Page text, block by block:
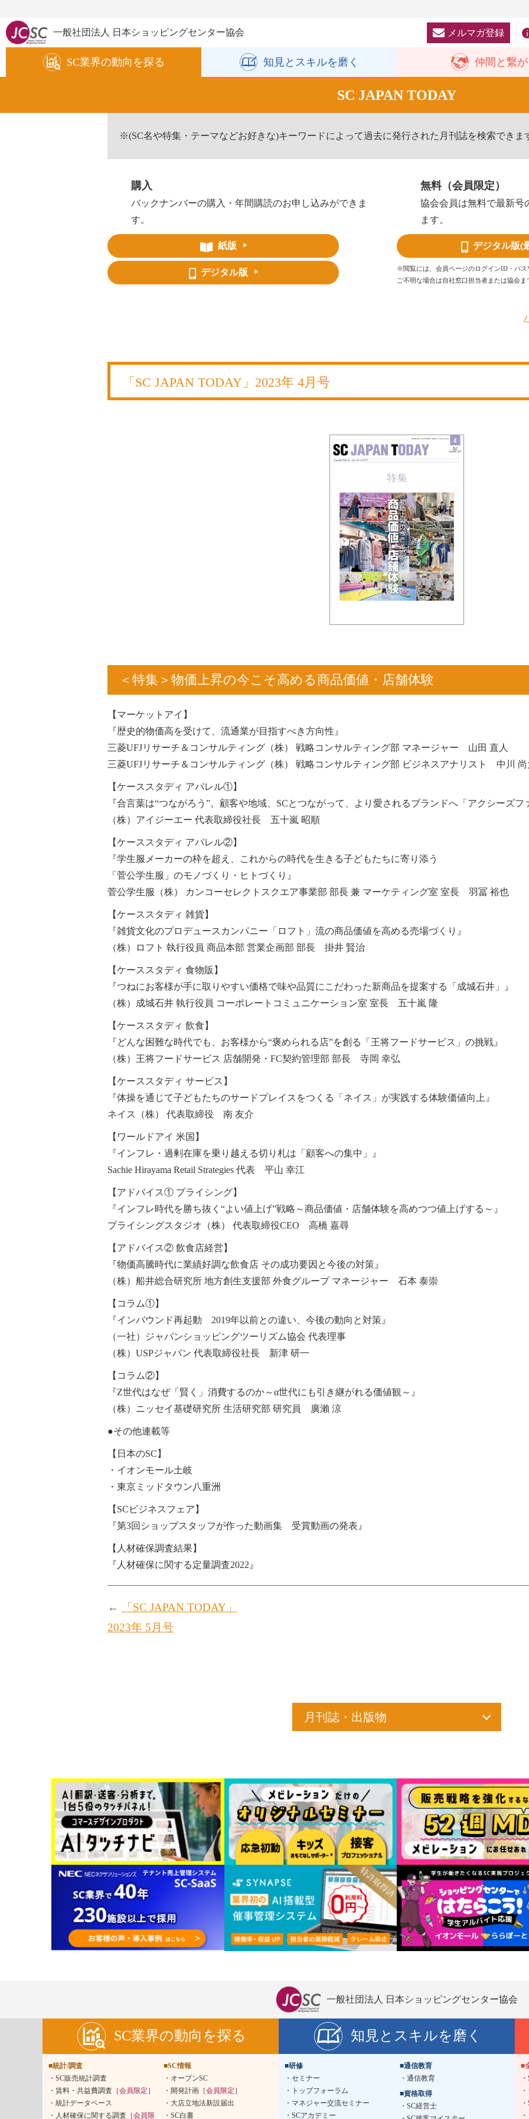
一般社団法人 日本ショッピングセンター協会 メルマガ登録
SC業界の動向を探る 知見と スキルを磨く 仲間と 繋
SC JAPAN TODAY
※(SC名や特集・テーマなどお好きな)キーワードによって過去に発行された月刊誌を検索できま
購入
バックナンバーの購入・年間購読のお申し込みができま
す。
紙版
デジタル版
無料（会員限定）
協会会員は無料で最新号
ます。
デジタル版(
※閲覧には、会員ページのログインID・パス
ご不明な場合は自社窓口担当者または協会
「SC JAPAN TODAY」2023年 4月号
＜特集＞物価上昇の今こそ高める商品価値・店舗体験
【マーケットアイ】
『歴史的物価高を受けて、流通業が目指すべき方向性』
三菱UFJリサーチ＆コンサルティング（株） 戦略コンサルティング部 マネージャー 山田 直人
三菱UFJリサーチ＆コンサルティング（株） 戦略コンサルティング部 ビジネスアナリスト 中川 尚
【ケーススタディ アパレル①】
『合言葉は“つながろう”。顧客や地域、SCとつながって、より愛されるブランドへ「アクシーズフ
（株）アイジーエー 代表取締役社長 五十嵐 昭順
【ケーススタディ アパレル②】
『学生服メーカーの枠を超え、これからの時代を生きる子どもたちに寄り添う
「菅公学生服」のモノづくり・ヒトづくり』
菅公学生服（株） カンコーセレクトスクエア事業部 部長 兼 マーケティング室 室長 羽冨 裕也
【ケーススタディ 雑貨】
『雑貨文化のプロデュースカンパニー「ロフト」流の商品価値を高める売場づくり』
（株）ロフト 執行役員 商品本部 営業企画部 部長 掛井 賢治
【ケーススタディ 食物販】
『つねにお客様が手に取りやすい価格で味や品質にこだわった新商品を提案する「成城石井」』
（株）成城石井 執行役員 コーポレートコミュニケーション室 室長 五十嵐 隆
【ケーススタディ 飲食】
『どんな困難な時代でも、お客様から“褒められる店”を創る「王将フードサービス」の挑戦』
（株）王将フードサービス 店舗開発・FC契約管理部 部長 寺岡 幸弘
【ケーススタディ サービス】
『体操を通じて子どもたちのサードプレイスをつくる「ネイス」が実践する体験価値向上』
ネイス（株） 代表取締役 南 友介
【ワールドアイ 米国】
『インフレ・過剰在庫を乗り越える切り札は「顧客への集中」』
Sachie Hirayama Retail Strategies 代表 平山 幸江
【アドバイス① プライシング】
『インフレ時代を勝ち抜く“よい値上げ”戦略～商品価値・店舗体験を高めつつ値上げする～』
プライシングスタジオ（株） 代表取締役CEO 高橋 嘉尋
【アドバイス② 飲食店経営】
『物価高騰時代に業績好調な飲食店 その成功要因と今後の対策』
（株）船井総合研究所 地方創生支援部 外食グループ マネージャー 石本 泰崇
【コラム①】
『インバウンド再起動 2019年以前との違い、今後の動向と対策』
（一社）ジャパンショッピングツーリズム協会 代表理事
（株）USPジャパン 代表取締役社長 新津 研一
【コラム②】
『Z世代はなぜ「賢く」消費するのか～α世代にも引き継がれる価値観～』
（株）ニッセイ基礎研究所 生活研究部 研究員 廣瀨 涼
●その他連載等
【日本のSC】
・イオンモール土岐
・東京ミッドタウン八重洲
【SCビジネスフェア】
『第3回ショップスタッフが作った動画集 受賞動画の発表』
【人材確保調査結果】
『人材確保に関する定量調査2022』
←
「SC JAPAN TODAY」
2023年 5月号
月刊誌・出版物
一般社団法人 日本ショッピングセンター協会
SC業界の動向を探る
■統計/調査
SC販売統計調査
賃料・共益費調査 ［会員限定］
統計データベース
人材確保に関する調査 ［会員限
■SC情報
オープンSC
開発計画 ［会員限定］
大店立地法新設届出
SC白書
知見とスキルを磨く
■研修
セミナー
トップフォーラム
マネジャー交流セミナー
SCアカデミー
■通信教育
通信教育
■資格取得
SC経営士
■